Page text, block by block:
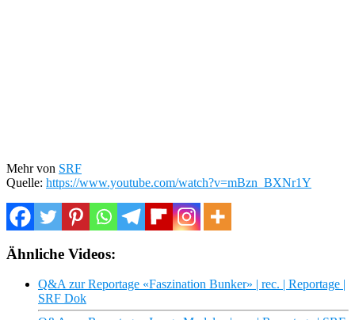
Mehr von SRF
Quelle: https://www.youtube.com/watch?v=mBzn_BXNr1Y
Ähnliche Videos:
Q&A zur Reportage «Faszination Bunker» | rec. | Reportage |
SRF Dok